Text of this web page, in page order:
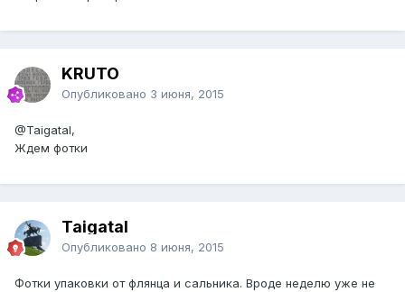
KRUTO
Опубликовано 3 июня, 2015
@Taigatal,
Ждем фотки
Taigatal
Опубликовано 8 июня, 2015
Фотки упаковки от флянца и сальника. Вроде неделю уже не